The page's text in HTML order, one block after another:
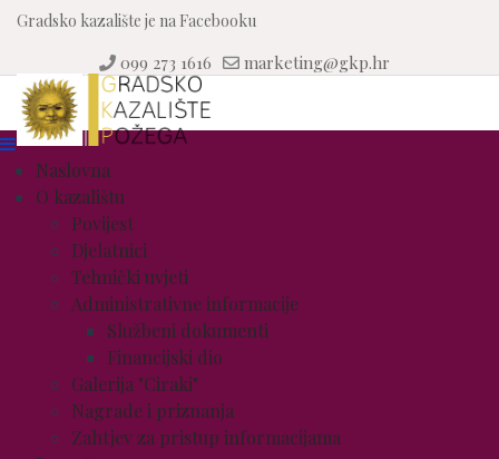
Gradsko kazalište je na Facebooku
099 273 1616 marketing@gkp.hr
Naslovna
O kazalištu
Povijest
Djelatnici
Tehnički uvjeti
Administrativne informacije
Službeni dokumenti
Financijski dio
Galerija "Ciraki"
Nagrade i priznanja
Zahtjev za pristup informacijama